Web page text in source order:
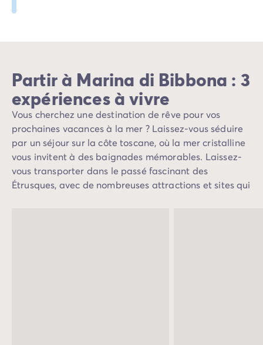
Partir à Marina di Bibbona : 3
expériences à vivre
Vous cherchez une destination de rêve pour vos
prochaines vacances à la mer ? Laissez-vous séduire
par un séjour sur la côte toscane, où la mer cristalline
vous invitent à des baignades mémorables. Laissez-
vous transporter dans le passé fascinant des
Étrusques, avec de nombreuses attractions et sites qui